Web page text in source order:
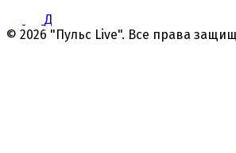
Д
© 2026 "Пульс Live". Все права